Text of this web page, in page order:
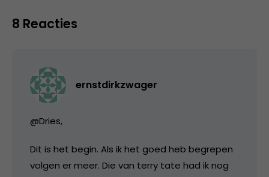
8 Reacties
ernstdirkzwager
@Dries,
Dit is het begin. Als ik het goed heb begrepen
volgen er meer. Die van terry tate had ik nog